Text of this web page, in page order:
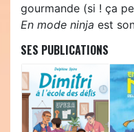
gourmande (si ! ça
En mode ninja est
SES PUBLICATIONS